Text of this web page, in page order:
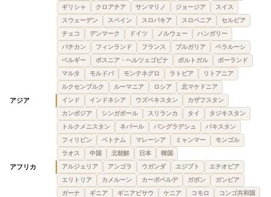
ギリシャ
クロアチア サンマリノ ジョージア
スイス
スウェーデン
スペイン スロバキア スロベニア
セルビア
チェコ
デンマーク ドイツ ノルウェー
ハンガリー
バチカン
フィンランド フランス ブルガリア
ベラルーシ
ベルギー
ボスニア・ヘルツェゴビナ ポルトガル
ポーランド
マルタ
モルドバ モンテネグロ ラトビア
リトアニア
ルクセンブルク
ルーマニア ロシア 北マケドニア
アジア インド インドネシア ウズベキスタン
カザフスタン
カンボジア
シンガポール スリランカ タイ
タジキスタン
トルクメニスタン
ネパール バングラデシュ
パキスタン
フィリピン
ベトナム マレーシア ミャンマー
モンゴル
ラオス
中国 北朝鮮 日本 韓国
アフリカ アルジェリア アンゴラ ウガンダ エジプト
エチオピア
エリトリア
カメルーン カーボベルデ ガボン
ガンビア
ガーナ
ギニア ギニアビサウ ケニア コモロ
コンゴ共和国